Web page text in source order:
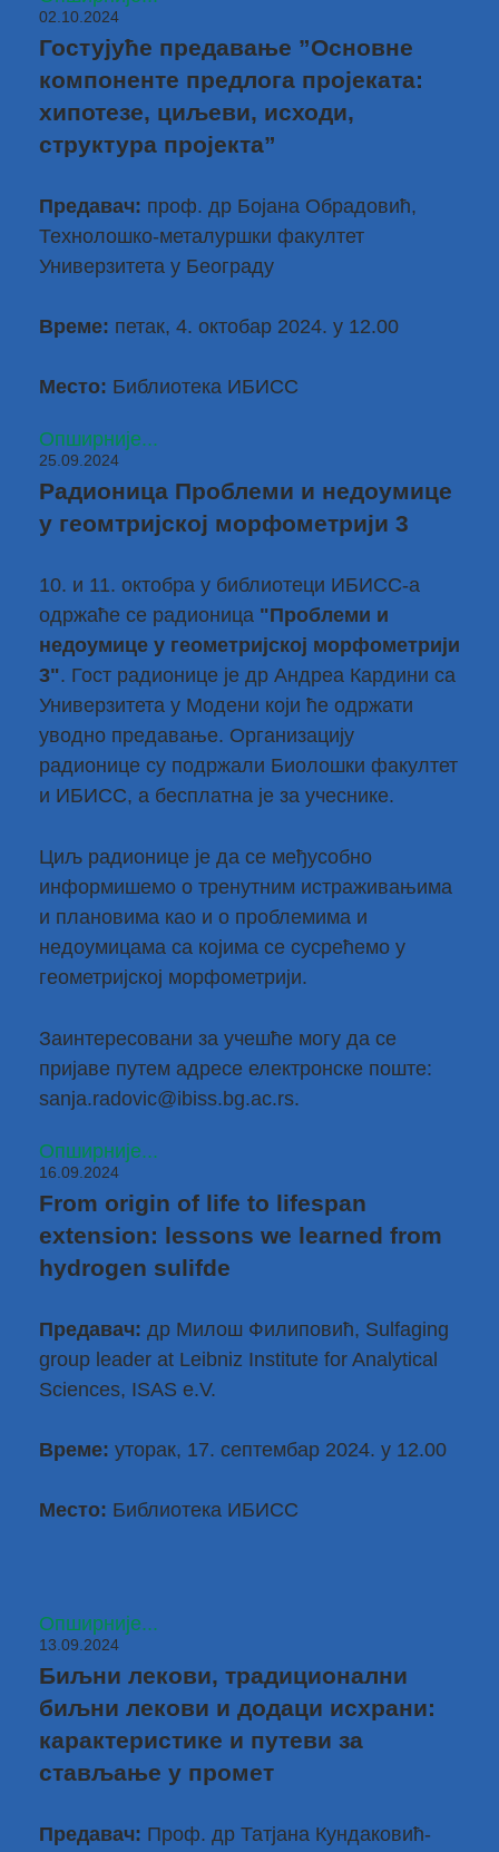
02.10.2024
Гостујуће предавање ”Основне
компоненте предлога пројеката:
хипотезе, циљеви, исходи,
структура пројекта”
Предавач: проф. др Бојана Обрадовић,
Технолошко-металуршки факултет
Универзитета у Београду
Време: петак, 4. октобар 2024. у 12.00
Место: Библиотека ИБИСС
Опширније...
25.09.2024
Радионица Проблеми и недоумице
у геомтријској морфометрији 3
10. и 11. октобра у библиотеци ИБИСС-а
одржаће се радионица "Проблеми и
недоумице у геометријској морфометрији
3". Гост радионице је др Андреа Кардини са
Универзитета у Модени који ће одржати
уводно предавање. Организацију
радионице су подржали Биолошки факултет
и ИБИСС, а бесплатна је за учеснике.
Циљ радионице је да се међусобно
информишемо о тренутним истраживањима
и плановима као и о проблемима и
недоумицама са којима се сусрећемо у
геометријској морфометрији.
Заинтересовани за учешће могу да се
пријаве путем адресе електронске поште:
sanja.radovic@ibiss.bg.ac.rs.
Опширније...
16.09.2024
From origin of life to lifespan
extension: lessons we learned from
hydrogen sulifde
Предавач: др Милош Филиповић, Sulfaging
group leader at Leibniz Institute for Analytical
Sciences, ISAS e.V.
Време: уторак, 17. септембар 2024. у 12.00
Место: Библиотека ИБИСС
Опширније...
13.09.2024
Биљни лекови, традиционални
биљни лекови и додаци исхрани:
карактеристике и путеви за
стављање у промет
Предавач: Проф. др Татјана Кундаковић-